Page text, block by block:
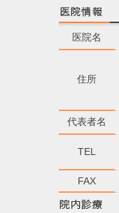
医院名
住所
代表者名
TEL
FAX